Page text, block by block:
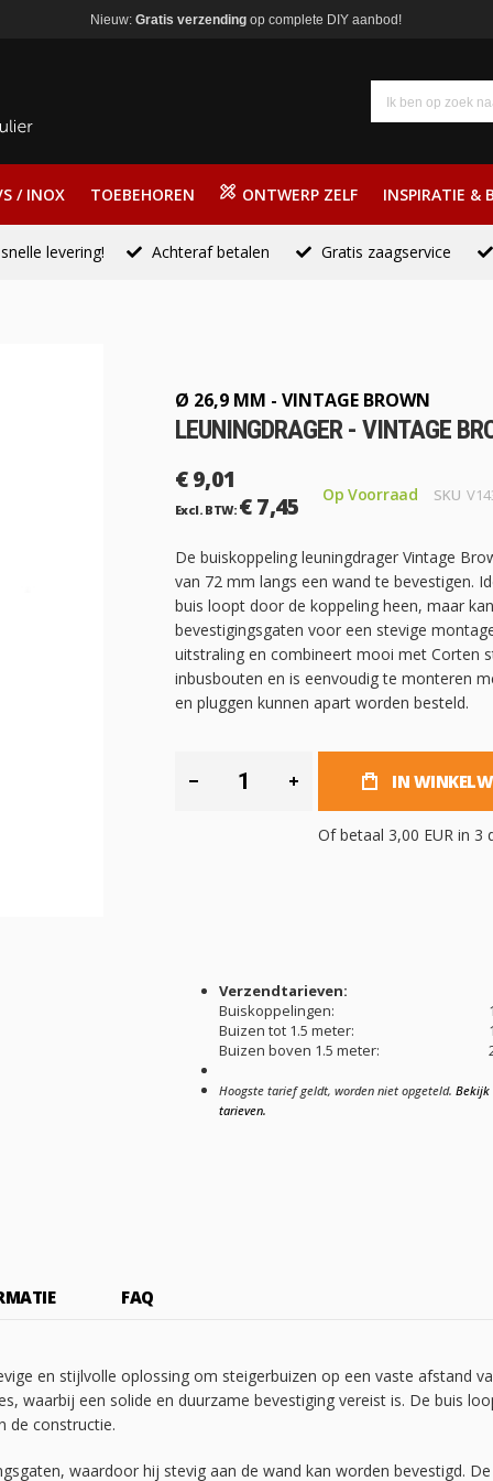
Nieuw: Gratis verzendingop complete DIY aanbod!
/ INOX TOEBEHOREN ONTWERP ZELF INSPIRATIE &
levering! Achteraf betalen Gratis zaagservice
Ø 26,9 MM - VINTAGE BROWN
LEUNINGDRAGER - VINTAGE
€ 9,01
€ 7,45
Op Voorraad SKU
De buiskoppeling leuningdrager Vintage
van 72 mm langs een wand te bevestigen.
buis loopt door de koppeling heen, maar
bevestigingsgaten voor een stevige
uitstraling en combineert mooi met Corten
inbusbouten en is eenvoudig te monteren
en pluggen kunnen apart worden besteld.
IN
Of betaal 3,00 EUR in 3
Verzendtarieven:
Buiskoppelingen:
Buizen tot 1.5 meter:
Buizen boven 1.5 meter:
Hoogste tarief geldt, worden niet opgeteld. Bekijk
tarieven.
en stijlvolle oplossing om steigerbuizen op een vaste afstand
waarbij een solide en duurzame bevestiging vereist is. De buis
de constructie.
waardoor hij stevig aan de wand kan worden bevestigd.
FAQ